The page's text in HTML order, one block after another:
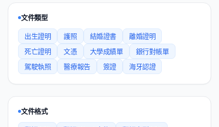
文件類型
出生證明 護照 結婚證書
離婚證明
死亡證明
文憑 大學成績單
銀行對帳單
駕駛執照
醫療報告 簽證 海牙認證
文件格式